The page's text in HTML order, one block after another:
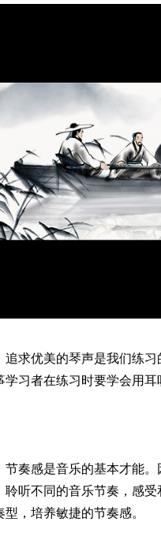
优美的琴声是我们练习
学习者在练习时要学会
感是音乐的基本才能。
听不同的音乐节奏，感
，培养敏捷的节奏感。